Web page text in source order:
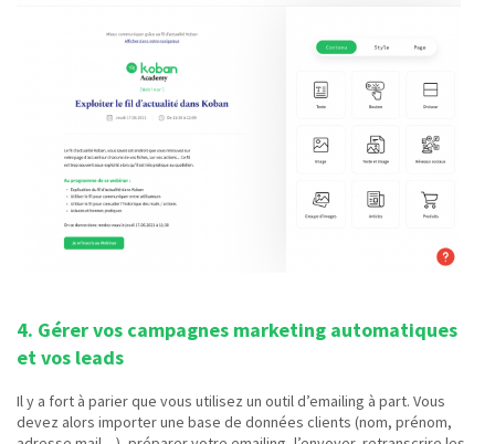
4. Gérer vos campagnes marketing automatiques
et vos leads
Il y a fort à parier que vous utilisez un outil d’emailing à part. Vous
devez alors importer une base de données clients (nom, prénom,